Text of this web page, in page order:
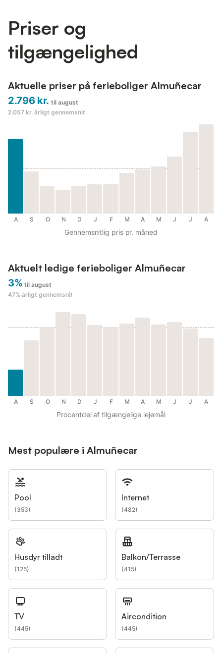
Priser og
tilgængelighed
Aktuelle priser på ferieboliger Almuñecar
2.796 kr. til august
2.057 kr. årligt gennemsnit
A S O N D J F M A M J J A
Gennemsnitlig pris pr. måned
Aktuelt ledige ferieboliger Almuñecar
3% til august
47% årligt gennemsnit
A S O N D J F M A M J J A
Procentdel af tilgængelige lejemål
Mest populære i Almuñecar
Pool
(353)
Internet
(482)
Husdyr tilladt
(125)
Balkon/Terrasse
(415)
TV
(445)
Aircondition
(445)